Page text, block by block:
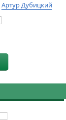
Артур Дубицкий